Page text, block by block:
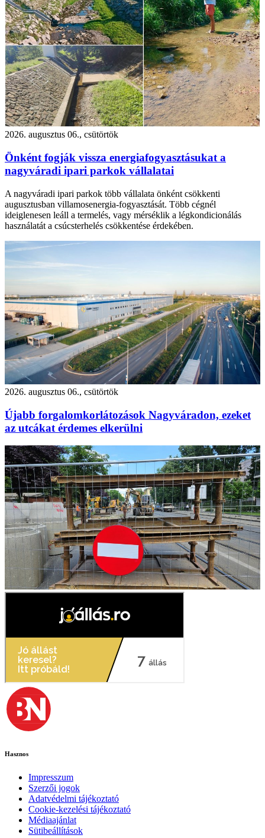
2026. augusztus 06., csütörtök
Önként fogják vissza energiafogyasztásukat a
nagyváradi ipari parkok vállalatai
A nagyváradi ipari parkok több vállalata önként csökkenti
augusztusban villamosenergia-fogyasztását. Több cégnél
ideiglenesen leáll a termelés, vagy mérséklik a légkondicionálás
használatát a csúcsterhelés csökkentése érdekében.
2026. augusztus 06., csütörtök
Újabb forgalomkorlátozások Nagyváradon, ezeket
az utcákat érdemes elkerülni
Hasznos
Impresszum
Szerzői jogok
Adatvédelmi tájékoztató
Cookie-kezelési tájékoztató
Médiaajánlat
Sütibeállítások